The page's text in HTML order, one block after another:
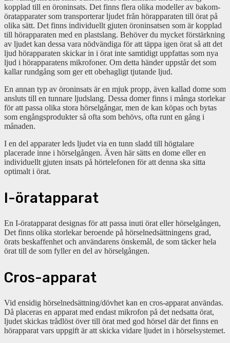
kopplad till en öroninsats. Det finns flera olika modeller av bakom-
öratapparater som transporterar ljudet från hörapparaten till örat på
olika sätt. Det finns individuellt gjuten öroninsatsen som är kopplad
till hörapparaten med en plastslang. Behöver du mycket förstärkning
av ljudet kan dessa vara nödvändiga för att täppa igen örat så att det
ljud hörapparaten skickar in i örat inte samtidigt uppfattas som nya
ljud i hörapparatens mikrofoner. Om detta händer uppstår det som
kallar rundgång som ger ett obehagligt tjutande ljud.
En annan typ av öroninsats är en mjuk propp, även kallad dome som
ansluts till en tunnare ljudslang. Dessa domer finns i många storlekar
för att passa olika stora hörselgångar, men de kan köpas och bytas
som engångsprodukter så ofta som behövs, ofta runt en gång i
månaden.
I en del apparater leds ljudet via en tunn sladd till högtalare
placerade inne i hörselgången. Även här sätts en dome eller en
individuellt gjuten insats på hörtelefonen för att denna ska sitta
optimalt i örat.
I-öratapparat
En I-öratapparat designas för att passa inuti örat eller hörselgången,
Det finns olika storlekar beroende på hörselnedsättningens grad,
örats beskaffenhet och användarens önskemål, de som täcker hela
örat till de som fyller en del av hörselgången.
Cros-apparat
Vid ensidig hörselnedsättning/dövhet kan en cros-apparat användas.
Då placeras en apparat med endast mikrofon på det nedsatta örat,
ljudet skickas trådlöst över till örat med god hörsel där det finns en
hörapparat vars uppgift är att skicka vidare ljudet in i hörselsystemet.